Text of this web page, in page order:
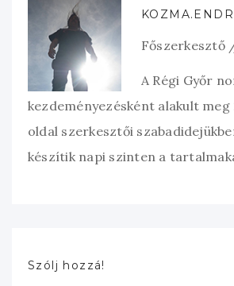
Főszerkesztő
A Régi Győr
kezdeményezésként alakult meg
oldal szerkesztői
készítik napi szinten a
Szólj hozzá!